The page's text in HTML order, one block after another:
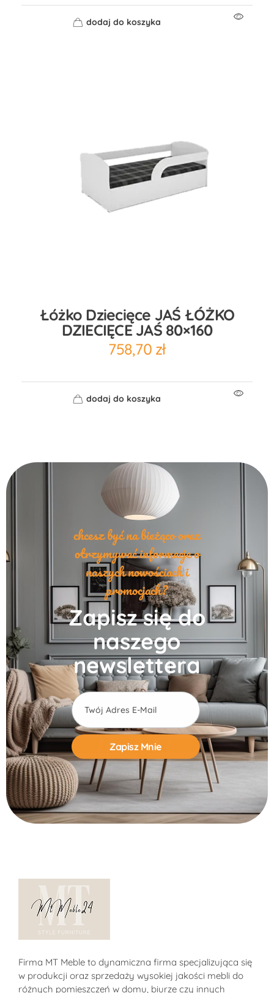
dodaj do koszyka
Łóżko Dziecięce JAŚ ŁÓŻKO
DZIECIĘCE JAŚ 80×160
758,70 zł
dodaj do koszyka
chcesz być na bieżąco oraz
otrzymywać informacje o
naszych nowościach i
promocjach?
Zapisz się do
naszego
newslettera
Alternative:
Firma MT Meble to dynamiczna firma specjalizująca się
w produkcji oraz sprzedaży wysokiej jakości mebli do
różnych pomieszczeń w domu, biurze czy innych